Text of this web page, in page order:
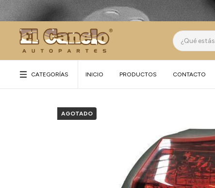
CATEGORÍAS INICIO PRODUCTOS CONTACTO
AGOTADO